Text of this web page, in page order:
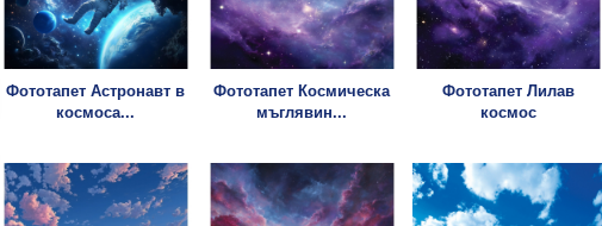
Фототапет Астронавт в
космоса...
Фототапет Космическа
мъглявин...
Фототапет Лилав
космос